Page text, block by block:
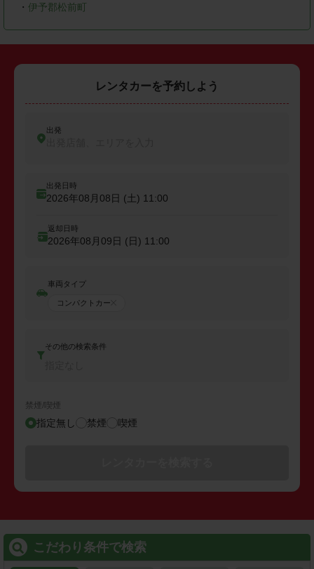
・ 伊予郡松前町
レンタカーを予約しよう
出発
出発日時
2026年08月08日 (土) 11:00
返却日時
2026年08月09日 (日) 11:00
車両タイプ
コンパクトカー
その他の検索条件
禁煙/喫煙
指定無し 禁煙 喫煙
こだわり条件で検索